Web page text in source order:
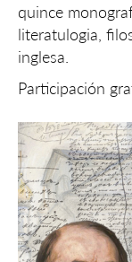
quince
literatulogia,
inglesa.
Participación